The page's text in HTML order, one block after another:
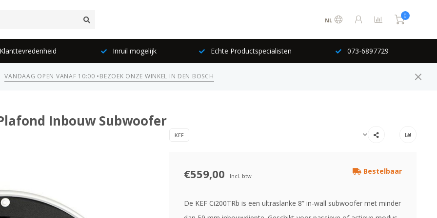
NL
0
Inruil mogelijk Echte Productspecialisten 073-6897729
VANDAAG OPEN VANAF 10:00 •BEZOEK ONZE WINKEL IN DEN BOSCH
Inbouw Subwoofer
KEF
€559,00 Incl. btw
Bestelbaar
De KEF Ci200TRb is een ultraslanke 8” in-wall subwoofer met minder